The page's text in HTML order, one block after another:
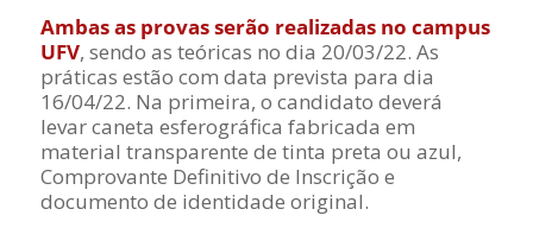
Ambas as provas serão realizadas no campus
UFV, sendo as teóricas no dia 20/03/22. As
práticas estão com data prevista para dia
16/04/22. Na primeira, o candidato deverá
levar caneta esferográfica fabricada em
material transparente de tinta preta ou azul,
Comprovante Definitivo de Inscrição e
documento de identidade original.